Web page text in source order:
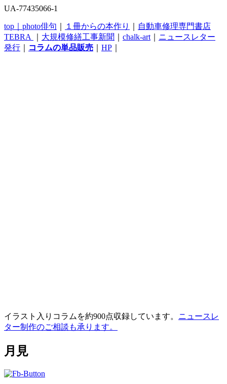
UA-77435066-1
top｜ photo俳句 １冊からの本作り
自動車修理専門書店
TEBRA
大規模修繕工事新聞 chalk-art
ニュースレター
発行
コラムの単品販売 HP
イラスト入りコラムを約900点収録しています。 ニュースレ
ター制作のご相談も承ります。
月見